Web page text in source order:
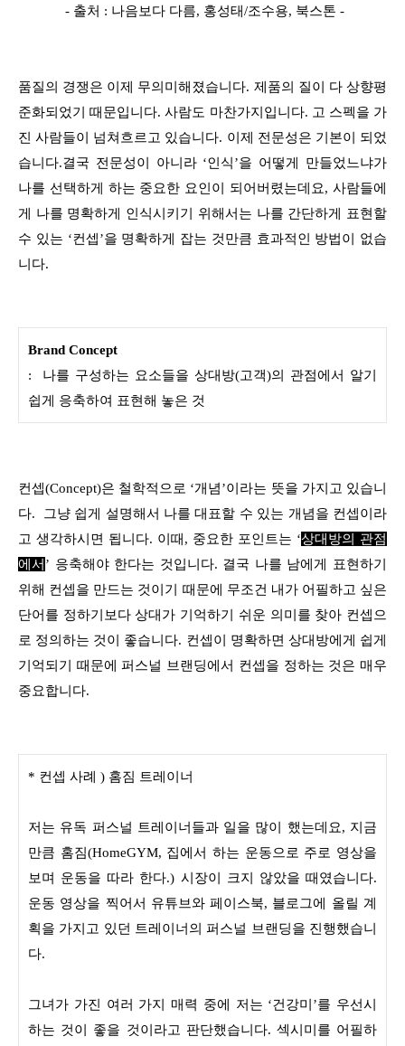
- 출처 : 나음보다 다름, 홍성태/조수용, 북스톤 -
품질의 경쟁은 이제 무의미해졌습니다. 제품의 질이 다 상향평
준화되었기 때문입니다. 사람도 마찬가지입니다. 고 스펙을 가
진 사람들이 넘쳐흐르고 있습니다. 이제 전문성은 기본이 되었
습니다.결국 전문성이 아니라 ‘인식’을 어떻게 만들었느냐가
나를 선택하게 하는 중요한 요인이 되어버렸는데요, 사람들에
게 나를 명확하게 인식시키기 위해서는 나를 간단하게 표현할
수 있는 ‘컨셉’을 명확하게 잡는 것만큼 효과적인 방법이 없습
니다.
Brand Concept
: 나를 구성하는 요소들을 상대방(고객)의 관점에서 알기
쉽게 응축하여 표현해 놓은 것
컨셉(Concept)은 철학적으로 ‘개념’이라는 뜻을 가지고 있습니
다. 그냥 쉽게 설명해서 나를 대표할 수 있는 개념을 컨셉이라
고 생각하시면 됩니다. 이때, 중요한 포인트는 ‘상대방의 관점
에서’ 응축해야 한다는 것입니다. 결국 나를 남에게 표현하기
위해 컨셉을 만드는 것이기 때문에 무조건 내가 어필하고 싶은
단어를 정하기보다 상대가 기억하기 쉬운 의미를 찾아 컨셉으
로 정의하는 것이 좋습니다. 컨셉이 명확하면 상대방에게 쉽게
기억되기 때문에 퍼스널 브랜딩에서 컨셉을 정하는 것은 매우
중요합니다.
* 컨셉 사례 ) 홈짐 트레이너
저는 유독 퍼스널 트레이너들과 일을 많이 했는데요, 지금
만큼 홈짐(HomeGYM, 집에서 하는 운동으로 주로 영상을
보며 운동을 따라 한다.) 시장이 크지 않았을 때였습니다.
운동 영상을 찍어서 유튜브와 페이스북, 블로그에 올릴 계
획을 가지고 있던 트레이너의 퍼스널 브랜딩을 진행했습니
다.
그녀가 가진 여러 가지 매력 중에 저는 ‘건강미’를 우선시
하는 것이 좋을 것이라고 판단했습니다. 섹시미를 어필하